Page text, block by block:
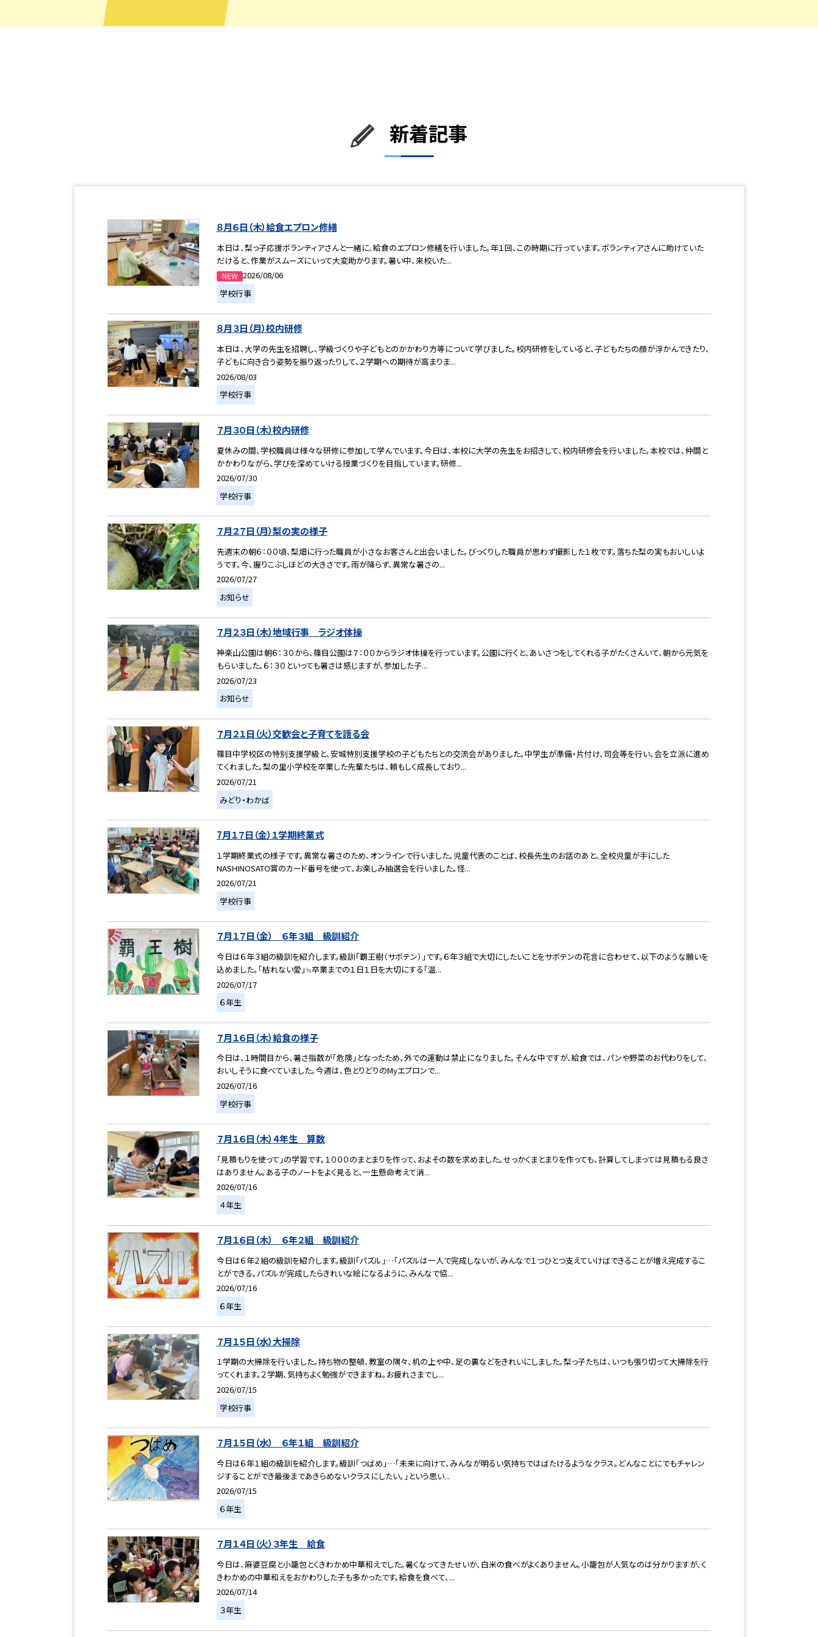
新着記事
８月６日（木）給食エプロン修繕
本日は、梨っ子応援ボランティアさんと一緒に、給食のエプロン修繕を行いました。年１回、この時期に行っています。ボランティアさんに助けていた
だけると、作業がスムーズにいって大変助かります。暑い中、来校いた...
2026/08/06
学校行事
８月３日（月）校内研修
本日は、大学の先生を招聘し、学級づくりや子どもとのかかわり方等について学びました。校内研修をしていると、子どもたちの顔が浮かんできたり、
子どもに向き合う姿勢を振り返ったりして、２学期への期待が高まりま...
2026/08/03
学校行事
７月３０日（木）校内研修
夏休みの間、学校職員は様々な研修に参加して学んでいます。今日は、本校に大学の先生をお招きして、校内研修会を行いました。本校では、仲間と
かかわりながら、学びを深めていける授業づくりを目指しています。研修...
2026/07/30
学校行事
７月２７日（月）梨の実の様子
先週末の朝６：００頃、梨畑に行った職員が小さなお客さんと出会いました。びっくりした職員が思わず撮影した１枚です。落ちた梨の実もおいしいよ
うです。今、握りこぶしほどの大きさです。雨が降らず、異常な暑さの...
2026/07/27
お知らせ
７月２３日（木）地域行事 ラジオ体操
神楽山公園は朝６：３０から、篠目公園は７：００からラジオ体操を行っています。公園に行くと、あいさつをしてくれる子がたくさんいて、朝から元気を
もらいました。６：３０といっても暑さは感じますが、参加した子...
2026/07/23
お知らせ
７月２１日（火）交歓会と子育てを語る会
篠目中学校区の特別支援学級と、安城特別支援学校の子どもたちとの交流会がありました。中学生が準備・片付け、司会等を行い、会を立派に進め
てくれました。梨の里小学校を卒業した先輩たちは、頼もしく成長しており...
2026/07/21
みどり・わかば
7月１７日（金）１学期終業式
１学期終業式の様子です。異常な暑さのため、オンラインで行いました。児童代表のことば、校長先生のお話のあと、全校児童が手にした
NASHINOSATO賞のカード番号を使って、お楽しみ抽選会を行いました。怪...
2026/07/21
学校行事
７月１７日（金） ６年３組 級訓紹介
今日は６年３組の級訓を紹介します。級訓「覇王樹（サボテン）」です。６年３組で大切にしたいことをサボテンの花言に合わせて、以下のような願いを
込めました。「枯れない愛」≒卒業までの１日１日を大切にする「温...
2026/07/17
６年生
７月１６日（木）給食の様子
今日は、１時間目から、暑さ指数が「危険」となったため、外での運動は禁止になりました。そんな中ですが、給食では、パンや野菜のお代わりをして、
おいしそうに食べていました。今週は、色とりどりのMyエプロンで...
2026/07/16
学校行事
７月１６日（木）４年生 算数
「見積もりを使って」の学習です。１０００のまとまりを作って、およその数を求めました。せっかくまとまりを作っても、計算してしまっては見積もる良さ
はありません。ある子のノートをよく見ると、一生懸命考えて消...
2026/07/16
４年生
７月１６日（木） ６年２組 級訓紹介
今日は６年２組の級訓を紹介します。級訓「パズル」…「パズルは一人で完成しないが、みんなで１つひとつ支えていけばできることが増え完成するこ
とができる。パズルが完成したらきれいな絵になるように、みんなで協...
2026/07/16
６年生
７月１５日（水）大掃除
１学期の大掃除を行いました。持ち物の整頓、教室の隅々、机の上や中、足の裏などをきれいにしました。梨っ子たちは、いつも張り切って大掃除を行
ってくれます。２学期、気持ちよく勉強ができますね。お疲れさまでし...
2026/07/15
学校行事
７月１５日（水） ６年１組 級訓紹介
今日は６年１組の級訓を紹介します。級訓「つばめ」…「未来に向けて、みんなが明るい気持ちではばたけるようなクラス。どんなことにでもチャレン
ジすることができ最後まであきらめないクラスにしたい。」という思い...
2026/07/15
６年生
７月１４日（火）３年生 給食
今日は、麻婆豆腐と小籠包とくきわかめ中華和えでした。暑くなってきたせいか、白米の食べがよくありません。小籠包が人気なのは分かりますが、く
きわかめの中華和えをおかわりした子も多かったです。給食を食べて、...
2026/07/14
３年生